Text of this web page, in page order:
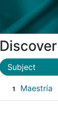
Discover
Subject
1 Maestría